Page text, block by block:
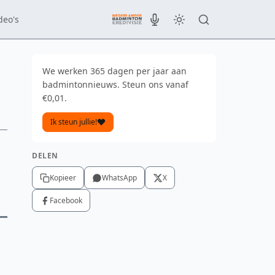
We werken 365 dagen per jaar aan
badmintonnieuws. Steun ons vanaf
€0,01.
Ik steun jullie!
DELEN
Kopieer WhatsApp X
Facebook